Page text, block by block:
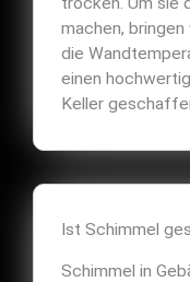
machen,
die
einen
Keller
Ist Schimmel
Schimmel in